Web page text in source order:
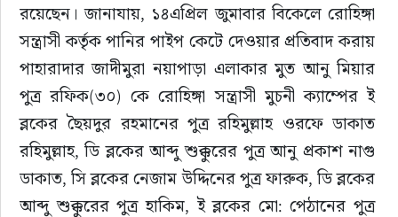
রয়েছেন। জানাযায়, ১৪এপ্রিল জুমাবার বিকেলে রোহিঙ্গা
সন্ত্রাসী কর্তৃক পানির পাইপ কেটে দেওয়ার প্রতিবাদ করায়
পাহারাদার জাদীমুরা নয়াপাড়া এলাকার মুত আনু মিয়ার
পুত্র রফিক(৩০) কে রোহিঙ্গা সন্ত্রাসী মুচনী ক্যাম্পের ই
ব্লকের ছৈয়দুর রহমানের পুত্র রহিমুল্লাহ ওরফে ডাকাত
রহিমুল্লাহ, ডি ব্লকের আব্দু শুক্কুরের পুত্র আনু প্রকাশ নাগু
ডাকাত, সি ব্লকের নেজাম উদ্দিনের পুত্র ফারুক, ডি ব্লকের
আব্দু শুক্কুরের পুত্র হাকিম, ই ব্লকের মো: পেঠানের পুত্র